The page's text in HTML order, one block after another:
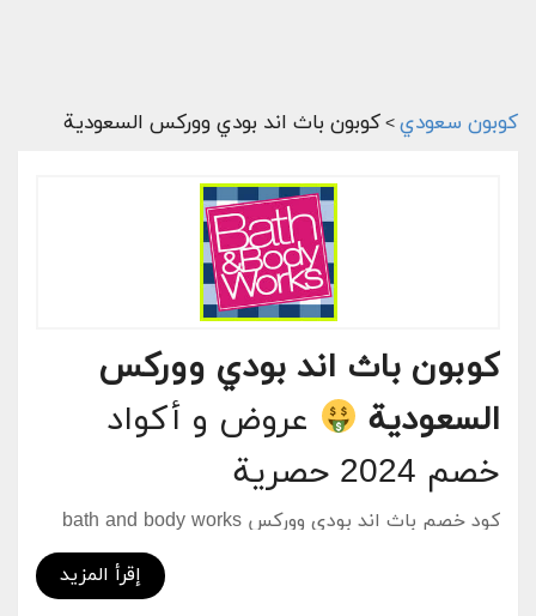
كوبون سعودي > كوبون باث اند بودي ووركس السعودية
إقرأ المزيد
كوبون باث اند بودي ووركس
السعودية
عروض و أكواد
خصم 2024 حصرية
كود خصم باث اند بودي ووركس bath and body works
السعودية 20% ، دوت كوم من اشهر التطبيقات
الالكترونية المتواجدة حاليا وهو يوميا يمنح العديد من
اكواد و كودات خصم باث اند بودي ووركس bath and